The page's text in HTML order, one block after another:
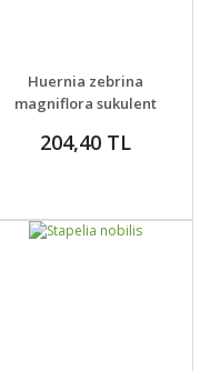
DETAYLAR
VER
Huernia zebrina
magniflora sukulent
204,40 TL